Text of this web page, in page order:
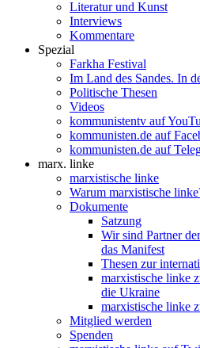
Literatur und Kunst
Interviews
Kommentare
Spezial
Farkha Festival
Im Land des Sandes. In
Politische Thesen
Videos
kommunistentv auf
kommunisten.de auf
kommunisten.de auf
marx. linke
marxistische linke
Warum marxistische
Dokumente
Satzung
Wir sind Partner
das Manifest
Thesen zur
marxistische linke
die Ukraine
marxistische linke
Mitglied werden
Spenden